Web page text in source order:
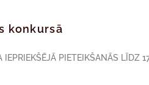
konkursā
PIETEIKŠANĀS LĪDZ